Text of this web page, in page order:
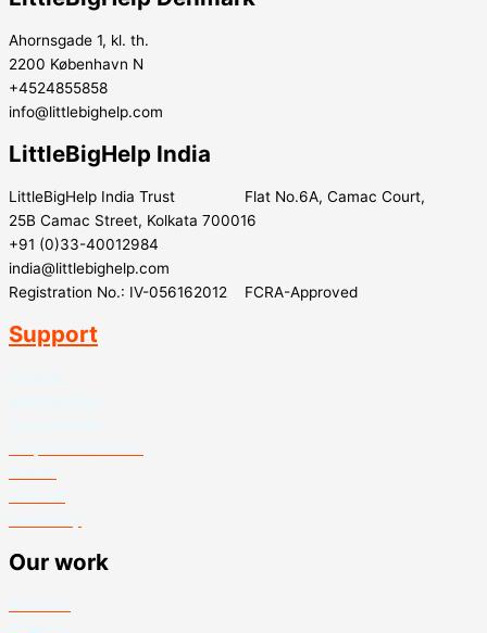
Ahornsgade 1, kl. th.
2200 København N
+4524855858
info@littlebighelp.com
LittleBigHelp India
LittleBigHelp India Trust Flat No.6A, Camac Court,
25B Camac Street, Kolkata 700016
+91 (0)33-40012984
india@littlebighelp.com
Registration No.: IV-056162012 FCRA-Approved
Support
Our work